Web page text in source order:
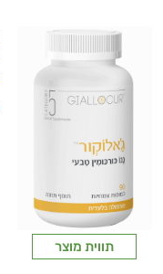
תווית מוצר